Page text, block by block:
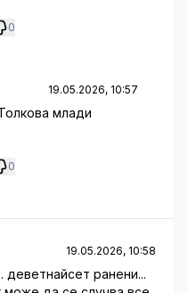
0
19.05.2026, 10:57
млади
0
19.05.2026, 10:58
деветнайсет ранени...